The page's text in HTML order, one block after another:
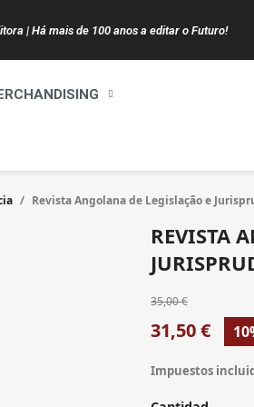
| Há mais de 100 anos a editar o Futuro!
Revista Angolana de Legislação e
REVISTA
35,00 €
31,50 €
Impuestos